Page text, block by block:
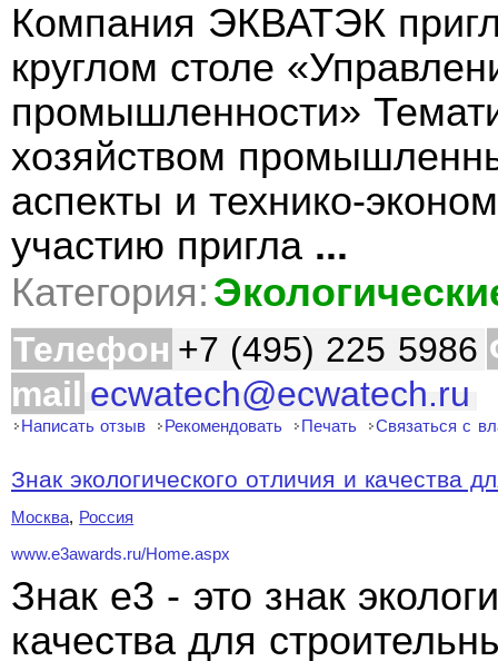
Компания ЭКВАТЭК
круглом столе
промышленности»
хозяйством
аспекты и технико-
участию пригла ...
Категория:
Телефон +7 (495) 225 5986
mail ecwatech@ecwatech.ru
Написать отзыв Рекомендовать Печать Связаться с
Знак экологического отличия и качества
Москва, Россия
www.e3awards.ru/Home.aspx
Знак e3 - это знак
качества для